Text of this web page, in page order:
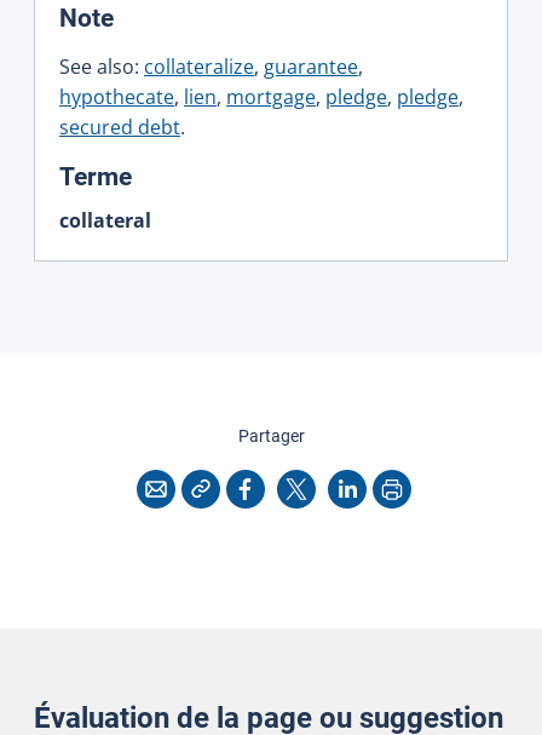
Note:
See also: collateralize, guarantee,
hypothecate, lien, mortgage, pledge, pledge,
secured debt.
Terme:
collateral
Partagercette page
CourrielCopier l'adresse
Facebook
X LinkedInImprimer
Évaluation de la page ou suggestion